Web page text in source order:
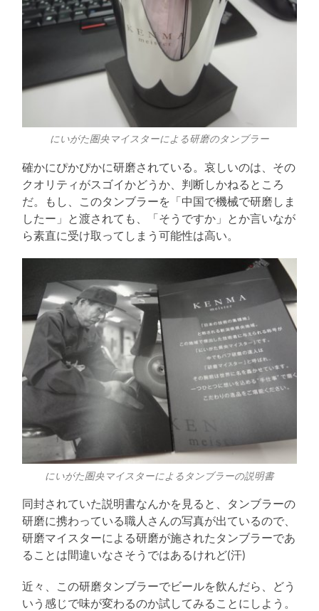
にいがた圏央マイスターによる研磨のタンブラー
確かにぴかぴかに研磨されている。哀しいのは、その
クオリティがスゴイかどうか、判断しかねるところ
だ。もし、このタンブラーを「中国で機械で研磨しま
したー」と渡されても、「そうですか」とか言いなが
ら素直に受け取ってしまう可能性は高い。
にいがた圏央マイスターによるタンブラーの説明書
同封されていた説明書なんかを見ると、タンブラーの
研磨に携わっている職人さんの写真が出ているので、
研磨マイスターによる研磨が施されたタンブラーであ
ることは間違いなさそうではあるけれど(汗)
近々、この研磨タンブラーでビールを飲んだら、どう
いう感じで味が変わるのか試してみることにしよう。